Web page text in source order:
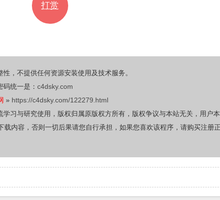
打赏
，不提供任何资源安装使用及技术服务。
统一是： c4dsky.com
» https://c4dsky.com/122279.html
习与研究使用，版权归属原版权方所有，版权争议与本站无关，用户
内容，否则一切后果请您自行承担，如果您喜欢该程序，请购买注册